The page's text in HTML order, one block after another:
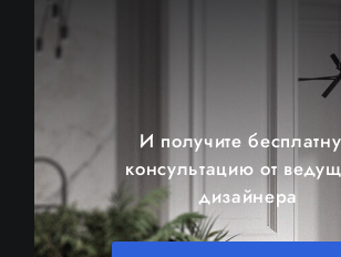
УСЛУГИ
РАССЧИТАТЬ СТОИМОСТЬ
ПОЛЕЗНЫЕ СТАТЬИ
КОНТАКТЫ
И получите
консультацию от
дизайнера